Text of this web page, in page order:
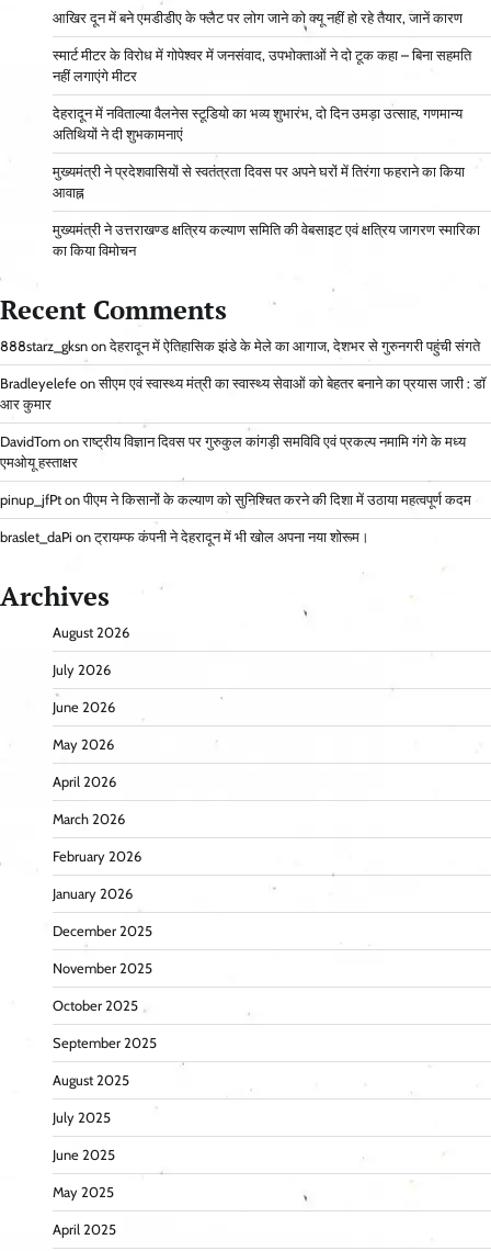
आ​खिर दून में बने एमडीडीए के फ्लैट पर लोग जाने को क्यू नहीं हो रहे तैयार, जानें कारण
स्मार्ट मीटर के विरोध में गोपेश्वर में जनसंवाद, उपभोक्ताओं ने दो टूक कहा – बिना सहमति
नहीं लगाएंगे मीटर
देहरादून में नविताल्या वैलनेस स्टूडियो का भव्य शुभारंभ, दो दिन उमड़ा उत्साह, गणमान्य
अतिथियों ने दी शुभकामनाएं
मुख्यमंत्री ने प्रदेशवासियों से स्वतंत्रता दिवस पर अपने घरों में तिरंगा फहराने का किया
आवाह्न
मुख्यमंत्री ने उत्तराखण्ड क्षत्रिय कल्याण समिति की वेबसाइट एवं क्षत्रिय जागरण स्मारिका
का किया विमोचन
Recent Comments
888starz_gksn onदेहरादून में ऐतिहासिक झंडे के मेले का आगाज, देशभर से गुरुनगरी पहुंची संगते
Bradleyelefe onसीएम एवं स्वास्थ्य मंत्री का स्वास्थ्य सेवाओं को बेहतर बनाने का प्रयास जारी : डॉ
आर कुमार
DavidTom onराष्ट्रीय विज्ञान दिवस पर गुरुकुल कांगड़ी समविवि एवं प्रकल्प नमामि गंगे के मध्य
एमओयू हस्ताक्षर
pinup_jfPt onपीएम ने किसानों के कल्याण को सुनिश्चित करने की दिशा में उठाया महत्वपूर्ण कदम
braslet_daPi onट्रायम्फ कंपनी ने देहरादून में भी खोल अपना नया शोरूम।
Archives
August 2026
July 2026
June 2026
May 2026
April 2026
March 2026
February 2026
January 2026
December 2025
November 2025
October 2025
September 2025
August 2025
July 2025
June 2025
May 2025
April 2025